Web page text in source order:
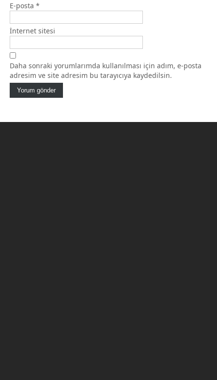
E-posta *
İnternet sitesi
Daha sonraki yorumlarımda kullanılması için adım, e-posta
adresim ve site adresim bu tarayıcıya kaydedilsin.